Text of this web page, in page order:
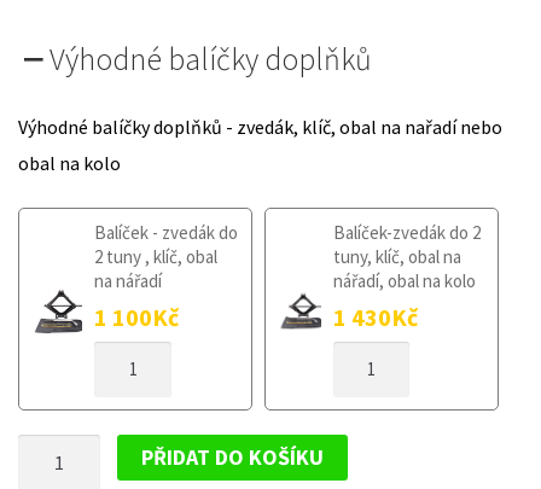
Výhodné balíčky doplňků
Výhodné balíčky doplňků - zvedák, klíč, obal na nařadí nebo
obal na kolo
Balíček - zvedák do
2 tuny , klíč, obal
na nářadí
1 100Kč
KOLO
OD
Balíček-zvedák do 2
tuny, klíč, obal na
nářadí, obal na kolo
1 430Kč
KOLO
OD
PŘIDAT DO KOŠÍKU